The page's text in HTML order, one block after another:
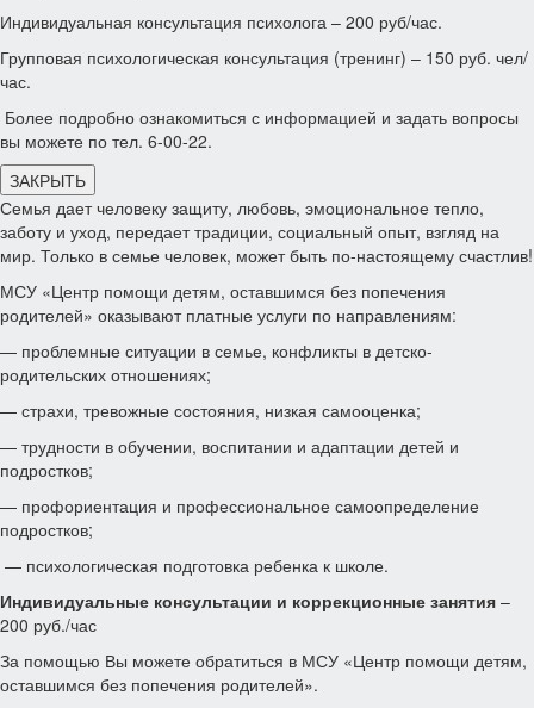
Индивидуальная консультация психолога – 200 руб/час.
Групповая психологическая консультация (тренинг) – 150 руб. чел/
час.
Более подробно ознакомиться с информацией и задать вопросы
вы можете по тел. 6-00-22.
ЗАКРЫТЬ
Семья дает человеку защиту, любовь, эмоциональное тепло,
заботу и уход, передает традиции, социальный опыт, взгляд на
мир. Только в семье человек, может быть по-настоящему счастлив!
МСУ «Центр помощи детям, оставшимся без попечения
родителей» оказывают платные услуги по направлениям:
— проблемные ситуации в семье, конфликты в детско-
родительских отношениях;
— страхи, тревожные состояния, низкая самооценка;
— трудности в обучении, воспитании и адаптации детей и
подростков;
— профориентация и профессиональное самоопределение
подростков;
— психологическая подготовка ребенка к школе.
Индивидуальные консультации и коррекционные занятия –
200 руб./час
За помощью Вы можете обратиться в МСУ «Центр помощи детям,
оставшимся без попечения родителей».